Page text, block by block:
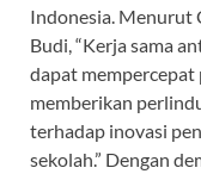
Indonesia. Menurut
Budi, “Kerja sama
dapat mempercepat
memberikan
terhadap inovasi
sekolah.” Dengan